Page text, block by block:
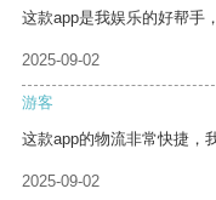
这款app是我娱乐的好帮手
2025-09-02
游客
这款app的物流非常快捷，
2025-09-02